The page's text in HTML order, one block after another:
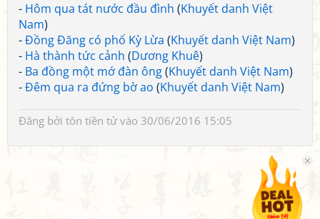
- Hôm qua tát nước đầu đình (Khuyết danh Việt
Nam)
-Đồng Đăng có phố Kỳ Lừa (Khuyết danh Việt Nam)
- Hà thành tức cảnh (Dương Khuê)
- Ba đồng một mớ đàn ông(Khuyết danh Việt Nam)
-Đêm qua ra đứng bờ ao (Khuyết danh Việt Nam)
Đăng bởi tôn tiền tửvào 30/06/2016 15:05